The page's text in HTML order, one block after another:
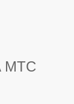
MTC